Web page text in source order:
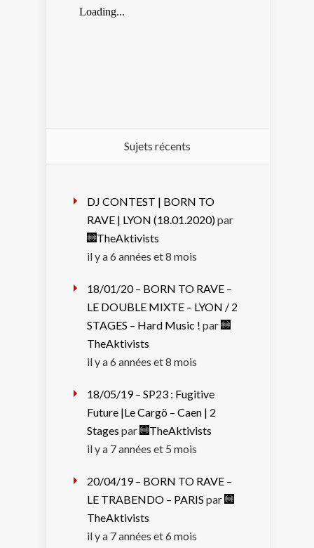
Sujets récents
DJ CONTEST | BORN TO
RAVE | LYON (18.01.2020)par
TheAktivists
il y a 6 années et 8 mois
18/01/20 – BORN TO RAVE –
LE DOUBLE MIXTE – LYON / 2
STAGES – Hard Music ! par
TheAktivists
il y a 6 années et 8 mois
18/05/19 – SP23 : Fugitive
Future |Le Cargö – Caen | 2
Stages par
TheAktivists
il y a 7 années et 5 mois
20/04/19 – BORN TO RAVE –
LE TRABENDO – PARIS par
TheAktivists
il y a 7 années et 6 mois